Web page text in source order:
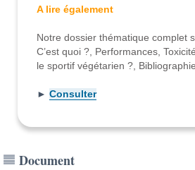
A lire également
Notre dossier thématique complet
C’est quoi ?, Performances,
le sportif végétarien ?,
►Consulter
Document